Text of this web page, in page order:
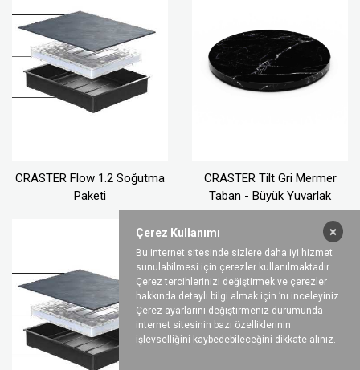
CRASTER Flow 1.2 Soğutma
Paketi
CRASTER Tilt Gri Mermer
Taban - Büyük Yuvarlak
×
Çerez Kullanımı
Bu internet sitesinde sizlere daha iyi hizmet
sunulabilmesi için çerezler kullanılmaktadır.
Çerez tercihlerinizi değiştirmek ve çerezler
hakkında detaylı bilgi almak için ’nı inceleyiniz.
Çerez ayarlarını değiştirmeniz durumunda
internet sitesinin bazı özelliklerinin
işlevselliğini kaybedebileceğini dikkate alınız.